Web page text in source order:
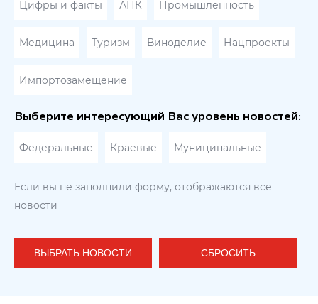
Цифры и факты АПК Промышленность
Медицина Туризм Виноделие Нацпроекты
Импортозамещение
Выберите интересующий Вас уровень новостей:
Федеральные Краевые Муниципальные
Если вы не заполнили форму, отображаются все
новости
ВЫБРАТЬ НОВОСТИ СБРОСИТЬ